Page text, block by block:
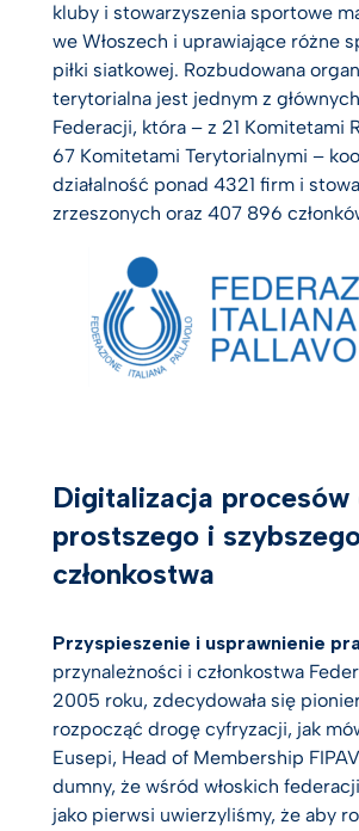
kluby i stowarzyszenia sportowe
we Włoszech i uprawiające różne
piłki siatkowej. Rozbudowana
terytorialna jest jednym z
Federacji, która – z 21 Komitetami
67 Komitetami Terytorialnymi –
działalność ponad 4321 firm i
zrzeszonych oraz 407 896
Digitalizacja procesów
prostszego i
członkostwa
Przyspieszenie i usprawnienie
przynależności i członkostwa
2005 roku, zdecydowała się
rozpocząć drogę cyfryzacji, jak
Eusepi, Head of Membership
dumny, że wśród włoskich
jako pierwsi uwierzyliśmy, że aby